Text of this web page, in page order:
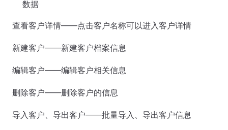
数据
查看客户详情——点击客户名称可以进入客户详情
新建客户——新建客户档案信息
编辑客户——编辑客户相关信息
删除客户——删除客户的信息
导入客户、导出客户——批量导入、导出客户信息